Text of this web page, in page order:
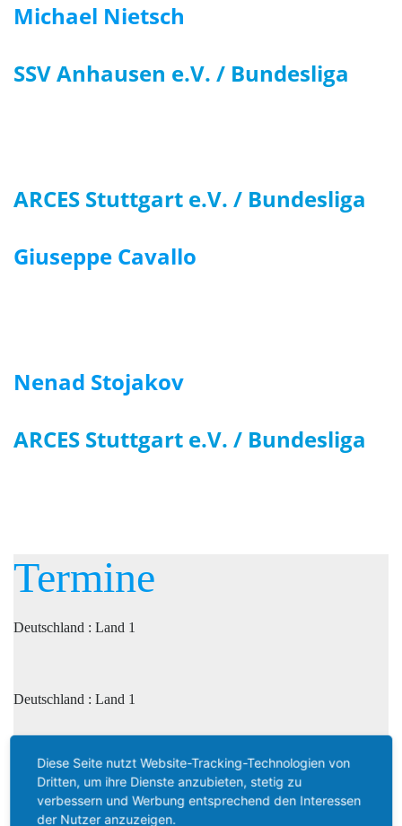
Michael Nietsch
SSV Anhausen e.V. / Bundesliga
ARCES Stuttgart e.V. / Bundesliga
Giuseppe Cavallo
Nenad Stojakov
ARCES Stuttgart e.V. / Bundesliga
Termine
Deutschland : Land 1
Deutschland : Land 1
Deutschland : Land 1
Diese Seite nutzt Website-Tracking-Technologien von
Dritten, um ihre Dienste anzubieten, stetig zu
verbessern und Werbung entsprechend den Interessen
der Nutzer anzuzeigen.